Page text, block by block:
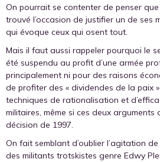
On pourrait se contenter de penser
trouvé l’occasion de justifier un de ses
qui évoque ceux qui osent tout.
Mais il faut aussi rappeler pourquoi le
été suspendu au profit d’une armée
principalement ni pour des raisons
de profiter des « dividendes de la paix
techniques de rationalisation et
militaires, même si ces deux
décision de 1997.
On fait semblant d’oublier l’agitation
des militants trotskistes genre Edwy